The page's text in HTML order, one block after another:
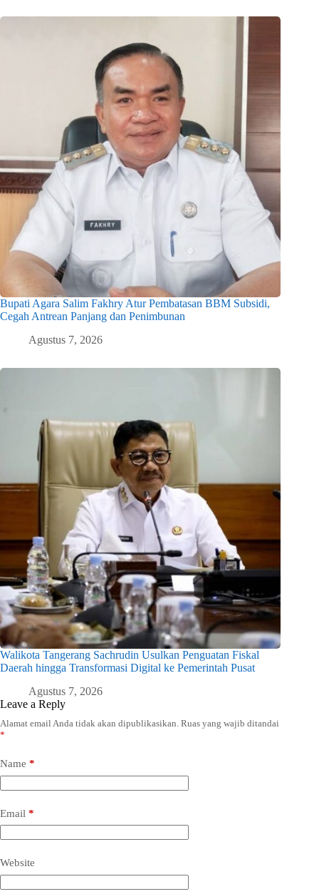
Bupati Agara Salim Fakhry Atur Pembatasan BBM Subsidi,
Cegah Antrean Panjang dan Penimbunan
Agustus 7, 2026
Walikota Tangerang Sachrudin Usulkan Penguatan Fiskal
Daerah hingga Transformasi Digital ke Pemerintah Pusat
Agustus 7, 2026
Leave a Reply
Alamat email Anda tidak akan dipublikasikan. Ruas yang wajib ditandai
*
Name *
Email *
Website